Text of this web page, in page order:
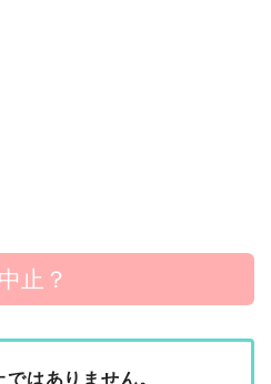
止？
はありません。